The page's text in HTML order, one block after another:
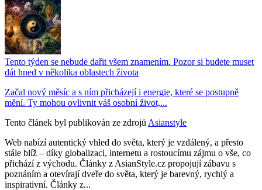
Tento týden se nebude dařit všem znamením. Pozor si budete muset
dát hned v několika oblastech života
Začal nový měsíc a s ním přicházejí i energie, které se postupně
mění. Ty mohou ovlivnit váš osobní život,...
Tento článek byl publikován ze zdrojů Asianstyle
Web nabízí autentický vhled do světa, který je vzdálený, a přesto
stále blíž – díky globalizaci, internetu a rostoucímu zájmu o vše, co
přichází z východu. Články z AsianStyle.cz propojují zábavu s
poznáním a otevírají dveře do světa, který je barevný, rychlý a
inspirativní. Články z...